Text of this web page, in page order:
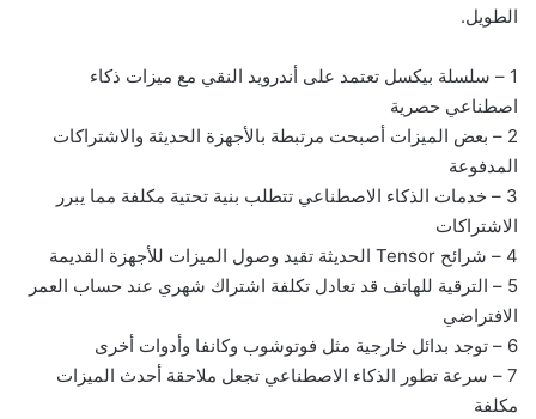
الطويل.
1 – سلسلة بيكسل تعتمد على أندرويد النقي مع ميزات ذكاء
اصطناعي حصرية
2 – بعض الميزات أصبحت مرتبطة بالأجهزة الحديثة والاشتراكات
المدفوعة
3 – خدمات الذكاء الاصطناعي تتطلب بنية تحتية مكلفة مما يبرر
الاشتراكات
4 – شرائح Tensor الحديثة تقيد وصول الميزات للأجهزة القديمة
5 – الترقية للهاتف قد تعادل تكلفة اشتراك شهري عند حساب العمر
الافتراضي
6 – توجد بدائل خارجية مثل فوتوشوب وكانفا وأدوات أخرى
7 – سرعة تطور الذكاء الاصطناعي تجعل ملاحقة أحدث الميزات
مكلفة